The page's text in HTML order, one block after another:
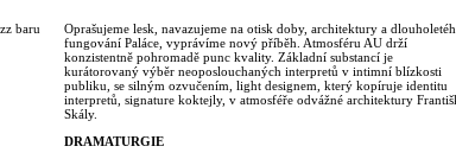
baru
Oprašujeme lesk, navazujeme na otisk doby, architektury a
fungování Paláce, vyprávíme nový příběh. Atmosféru AU drží
konzistentně pohromadě punc kvality. Základní substancí je
kurátorovaný výběr neoposlouchaných interpretů v intimní blízkosti
publiku, se silným ozvučením, light designem, který kopíruje identitu
interpretů, signature koktejly, v atmosféře odvážné architektury
Skály.
DRAMATURGIE